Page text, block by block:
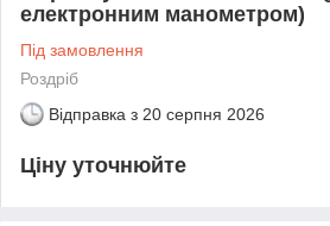
електронним манометром)
Під замовлення
Роздріб
Відправка з 20 серпня 2026
Ціну уточнюйте